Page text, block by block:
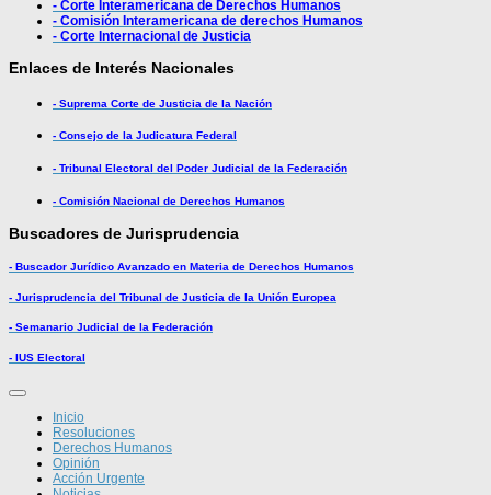
- Corte Interamericana de Derechos Humanos
- Comisión Interamericana de derechos Humanos
- Corte Internacional de Justicia
Enlaces de Interés Nacionales
- Suprema Corte de Justicia de la Nación
- Consejo de la Judicatura Federal
- Tribunal Electoral del Poder Judicial de la Federación
- Comisión Nacional de Derechos Humanos
Buscadores de Jurisprudencia
- Buscador Jurídico Avanzado en Materia de Derechos Humanos
- Jurisprudencia del Tribunal de Justicia de la Unión Europea
- Semanario Judicial de la Federación
- IUS Electoral
Inicio
Resoluciones
Derechos Humanos
Opinión
Acción Urgente